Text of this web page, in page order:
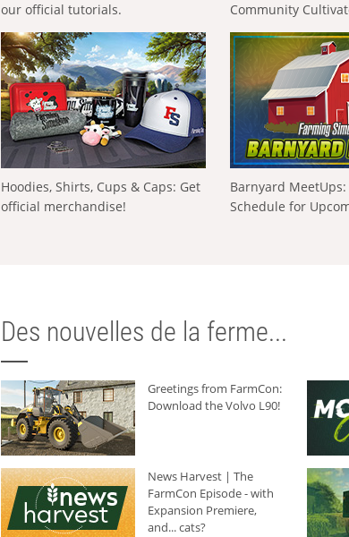
our official tutorials.
Community
Hoodies, Shirts, Cups & Caps: Get
official merchandise!
Barnyard
Schedule for
Des nouvelles de la ferme...
Greetings from FarmCon:
Download the Volvo L90!
News Harvest | The
FarmCon Episode - with
Expansion Premiere,
and... cats?